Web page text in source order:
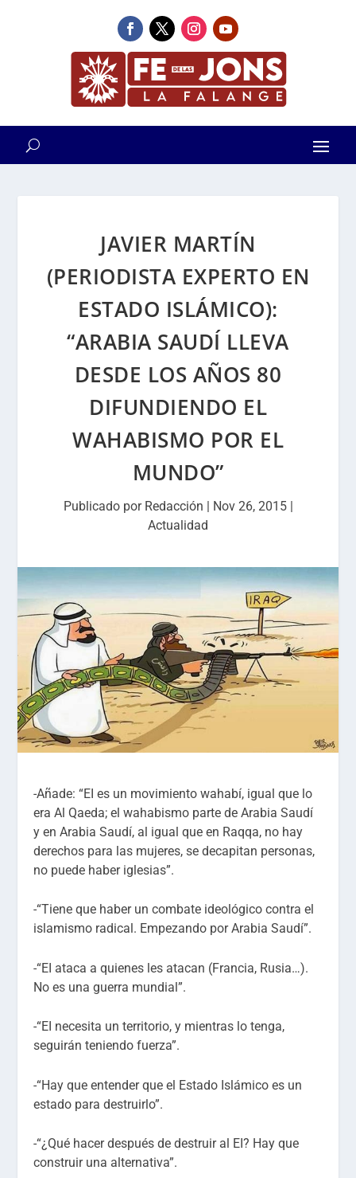
JAVIER MARTÍN
(PERIODISTA EXPERTO EN
ESTADO ISLÁMICO):
“ARABIA SAUDÍ LLEVA
DESDE LOS AÑOS 80
DIFUNDIENDO EL
WAHABISMO POR EL
MUNDO”
Publicado por Redacción | Nov 26, 2015|
Actualidad
-Añade: “EI es un movimiento wahabí, igual que lo
era Al Qaeda; el wahabismo parte de Arabia Saudí
y en Arabia Saudí, al igual que en Raqqa, no hay
derechos para las mujeres, se decapitan personas,
no puede haber iglesias”.
-“Tiene que haber un combate ideológico contra el
islamismo radical. Empezando por Arabia Saudí”.
-“EI ataca a quienes les atacan (Francia, Rusia…).
No es una guerra mundial”.
-“EI necesita un territorio, y mientras lo tenga,
seguirán teniendo fuerza”.
-“Hay que entender que el Estado Islámico es un
estado para destruirlo”.
-“¿Qué hacer después de destruir al EI? Hay que
construir una alternativa”.